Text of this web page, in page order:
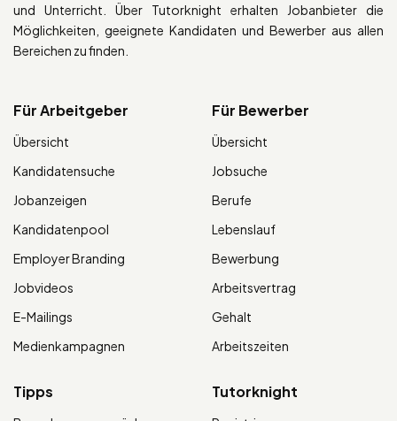
und Unterricht. Über Tutorknight erhalten Jobanbieter die
Möglichkeiten, geeignete Kandidaten und Bewerber aus allen
Bereichen zu finden.
Für Arbeitgeber
Übersicht
Kandidatensuche
Jobanzeigen
Kandidatenpool
Employer Branding
Jobvideos
E-Mailings
Medienkampagnen
Für Bewerber
Übersicht
Jobsuche
Berufe
Lebenslauf
Bewerbung
Arbeitsvertrag
Gehalt
Arbeitszeiten
Tipps Tutorknight